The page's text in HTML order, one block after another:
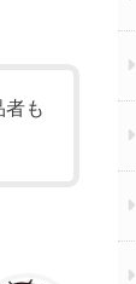
も